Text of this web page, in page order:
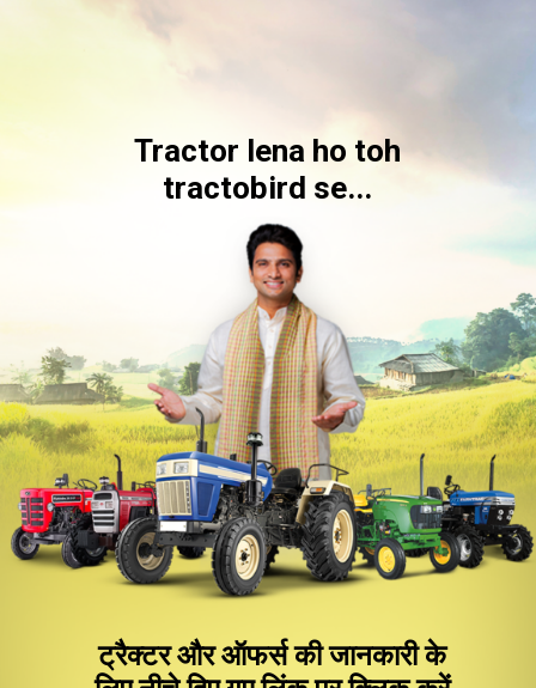
Tractor lena ho toh
tractobird se...
ट्रैक्टर और ऑफर्स की जानकारी के